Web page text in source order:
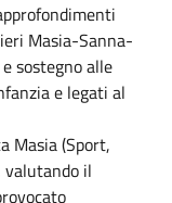
Masia-Sanna-
sostegno alle
e legati al
Masia (Sport,
valutando il